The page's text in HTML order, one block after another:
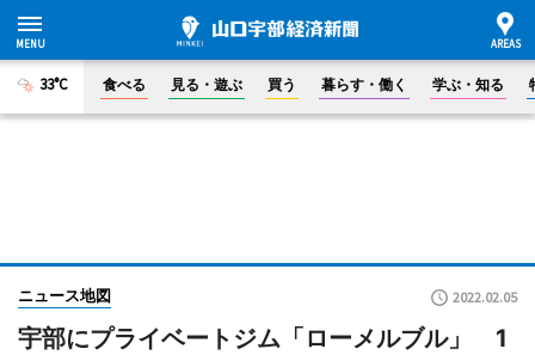
33°C 食べる 見る・遊ぶ 買う 暮らす・働く 学ぶ・知る
ニュース地図 2022.02.05
宇部にプライベートジム「ローメルブル」 1